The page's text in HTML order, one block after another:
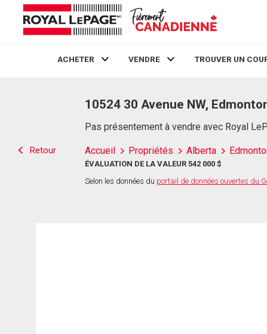
ACHETER VENDRE TROUVER UN
Retour
10524 30 Avenue NW,
Pas présentement à vendre avec Royal
Accueil Propriétés Alberta
ÉVALUATION DE LA VALEUR 542 000 $
Selon les données du portail de données ouvertes du